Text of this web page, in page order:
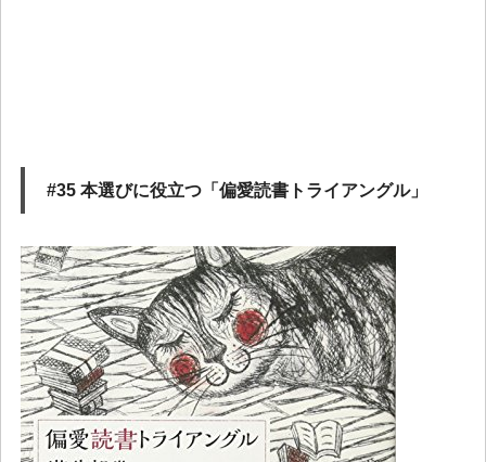
#35 本選びに役立つ「偏愛読書トライアングル」